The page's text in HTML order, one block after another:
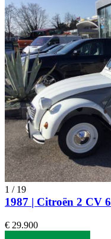
1 / 19
1987 | Citroën 2 CV 6
€ 29.900